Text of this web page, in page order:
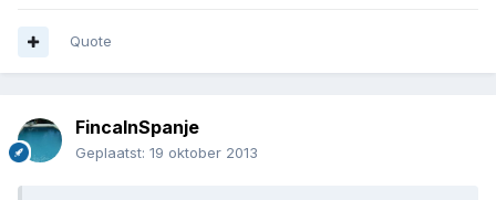
Quote
FincaInSpanje
Geplaatst: 19 oktober 2013